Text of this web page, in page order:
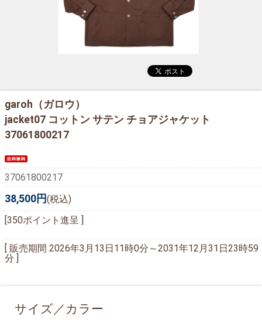
garoh（ガロウ）
jacket07 コットン サテン チョアジャケット
37061800217
37061800217
38,500円(税込)
[350ポイント進呈 ]
[ 販売期間 2026年3月13日11時0分 ～2031年12月31日23時59
分 ]
サイズ／カラー